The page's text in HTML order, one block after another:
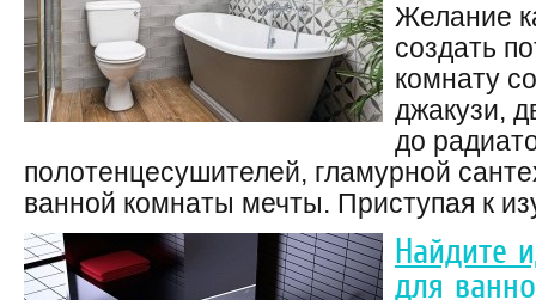
Желание
создать
комнату
джакузи,
до
полотенцесушителей, гламурной
ванной комнаты мечты. Приступая к
Найдите
для